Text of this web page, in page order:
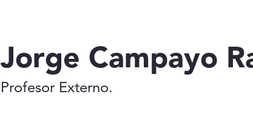
Jorge Campayo
Profesor Externo.